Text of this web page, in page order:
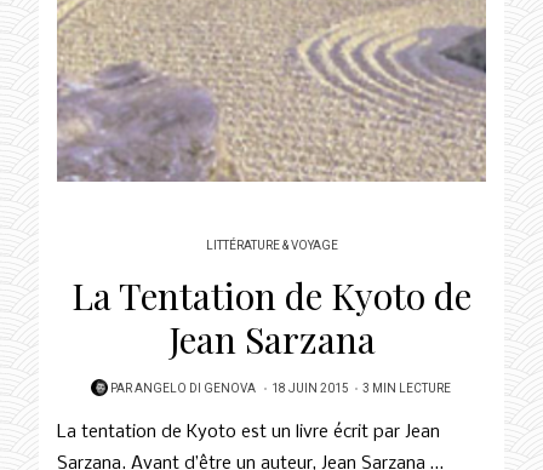
LITTÉRATURE & VOYAGE
La Tentation de Kyoto de
Jean Sarzana
PARANGELO DI GENOVA
POSTED
18 JUIN 2015 3 MIN LECTURE
La tentation de Kyoto est un livre écrit par Jean
Sarzana. Avant d’être un auteur, Jean Sarzana …